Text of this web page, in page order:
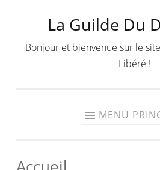
contenu
La Guilde Du
Bonjour et bienvenue sur le
Libéré !
MENU